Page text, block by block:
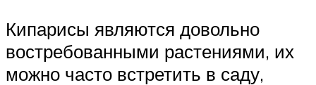
Кипарисы являются довольно
востребованными растениями, их
можно часто встретить в саду,